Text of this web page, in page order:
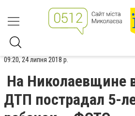
09:20, 24 липня 2018 р.
На Николаевщине
ДТП пострадал 5-